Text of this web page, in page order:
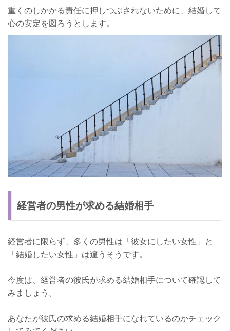
重くのしかかる責任に押しつぶされないために、結婚して
心の安定を図ろうとします。
経営者の男性が求める結婚相手
経営者に限らず、多くの男性は「彼女にしたい女性」と
「結婚したい女性」は違うそうです。
今度は、経営者の彼氏が求める結婚相手について確認して
みましょう。
あなたが彼氏の求める結婚相手になれているのかチェック